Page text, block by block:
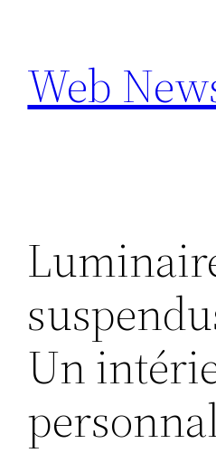
contenu
Web
Un